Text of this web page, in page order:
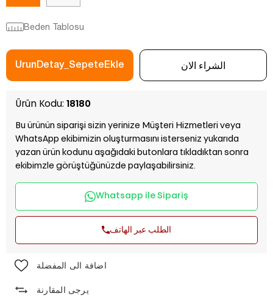
Beden Tablosu
Ürün Kodu: 18180
Bu ürünün siparişi sizin yerinize Müşteri Hizmetleri veya
WhatsApp ekibimizin oluşturmasını isterseniz yukarıda
yazan ürün kodunu aşağıdaki butonlara tıkladıktan sonra
ekibimzle görüştüğünüzde paylaşabilirsiniz.
Whatsapp ile Sipariş
الطلب عبر الهاتف
اضافة الى المفضلة
يرجى المقارنة